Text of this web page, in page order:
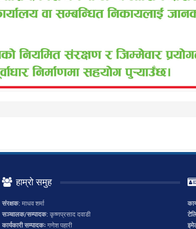
हाम्रो समुह
संरक्षक: माधव शर्मा
सञ्चालक/सम्पादक: कृष्णप्रसाद दवाडी
कार्यकारी सम्पादकःगणेश पहारी